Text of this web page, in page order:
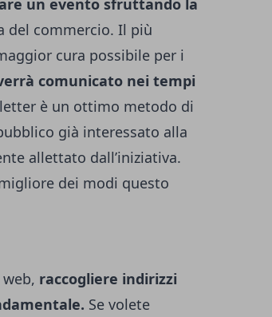
un evento sfruttando la
del commercio. Il più
cura possibile per i
comunicato nei tempi
è un ottimo metodo di
già interessato alla
allettato dall’iniziativa.
dei modi questo
raccogliere indirizzi
Se volete